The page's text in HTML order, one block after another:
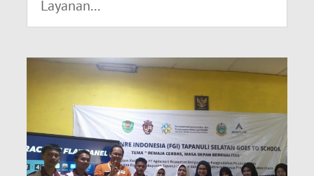
Layanan...